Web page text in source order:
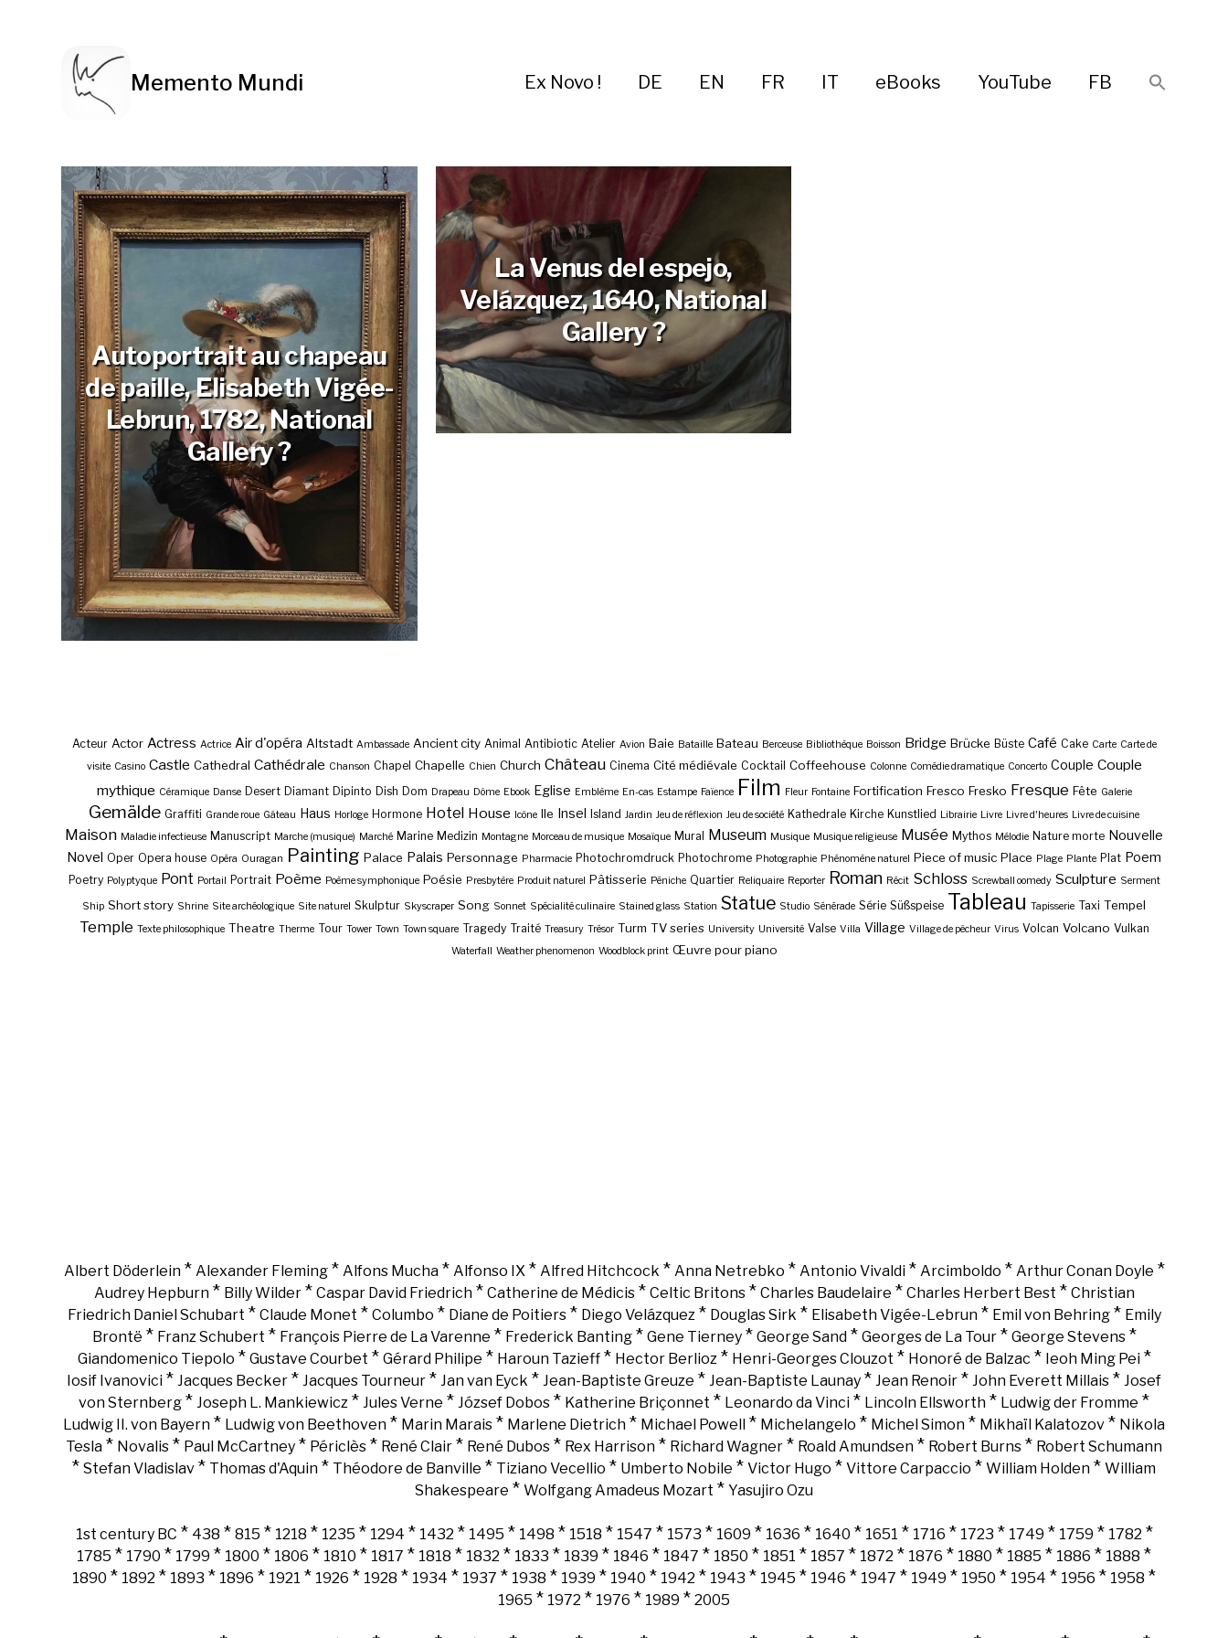
Memento Mundi Ex Novo ! DE EN FR IT eBooks YouTube FB
Autoportrait au chapeau
de paille, Elisabeth Vigée-
Lebrun, 1782, National
Gallery ?
La Venus del espejo,
Velázquez, 1640, National
Gallery ?
Acteur Actor Actress Actrice Air d'opéra Altstadt Ambassade Ancient city Animal Antibiotic Atelier Avion Baie Bataille Bateau Berceuse Bibliothèque Boisson Bridge Brücke Büste Café Cake Carte Carte de
visite Casino Castle Cathedral Cathédrale Chanson Chapel Chapelle Chien Church Château Cinema Cité médiévale Cocktail Coffeehouse Colonne Comédie dramatique Concerto Couple Couple
mythique Céramique Danse Desert Diamant Dipinto Dish Dom Drapeau Dôme Ebook Eglise Emblème En-cas Estampe Faïence Film Fleur Fontaine Fortification Fresco Fresko Fresque Fête Galerie
Gemälde Graffiti Grande roue Gâteau Haus Horloge Hormone Hotel House Icône Ile Insel Island Jardin Jeu de réflexion Jeu de société Kathedrale Kirche Kunstlied Librairie Livre Livre d'heures Livre de cuisine
Maison Maladie infectieuse Manuscript Marche (musique) Marché Marine Medizin Montagne Morceau de musique Mosaïque Mural Museum Musique Musique religieuse Musée Mythos Mélodie Nature morte Nouvelle
Novel Oper Opera house Opéra Ouragan Painting Palace Palais Personnage Pharmacie Photochromdruck Photochrome Photographie Phénomène naturel Piece of music Place Plage Plante Plat Poem
Poetry Polyptyque Pont Portail Portrait Poème Poème symphonique Poésie Presbytère Produit naturel Pâtisserie Péniche Quartier Reliquaire Reporter Roman Récit Schloss Screwball oomedy Sculpture Serment
Ship Short story Shrine Site archéologique Site naturel Skulptur Skyscraper Song Sonnet Spécialité culinaire Stained glass Station Statue Studio Sénérade Série Süßspeise Tableau Tapisserie Taxi Tempel
Temple Texte philosophique Theatre Therme Tour Tower Town Town square Tragedy Traité Treasury Trésor Turm TV series University Université Valse Villa Village Village de pêcheur Virus Volcan Volcano Vulkan
Waterfall Weather phenomenon Woodblock print Œuvre pour piano
Albert Döderlein* Alexander Fleming* Alfons Mucha* Alfonso IX* Alfred Hitchcock * Anna Netrebko * Antonio Vivaldi* Arcimboldo * Arthur Conan Doyle *
Audrey Hepburn* Billy Wilder* Caspar David Friedrich* Catherine de Médicis* Celtic Britons* Charles Baudelaire * Charles Herbert Best * Christian
Friedrich Daniel Schubart * Claude Monet * Columbo * Diane de Poitiers* Diego Velázquez* Douglas Sirk * Elisabeth Vigée-Lebrun* Emil von Behring* Emily
Brontë * Franz Schubert * François Pierre de La Varenne * Frederick Banting* Gene Tierney* George Sand* Georges de La Tour* George Stevens*
Giandomenico Tiepolo * Gustave Courbet * Gérard Philipe * Haroun Tazieff* Hector Berlioz* Henri-Georges Clouzot * Honoré de Balzac * Ieoh Ming Pei*
Iosif Ivanovici * Jacques Becker * Jacques Tourneur * Jan van Eyck * Jean-Baptiste Greuze * Jean-Baptiste Launay * Jean Renoir * John Everett Millais * Josef
von Sternberg * Joseph L. Mankiewicz * Jules Verne * József Dobos * Katherine Briçonnet * Leonardo da Vinci * Lincoln Ellsworth * Ludwig der Fromme *
Ludwig II. von Bayern * Ludwig von Beethoven * Marin Marais * Marlene Dietrich * Michael Powell * Michelangelo * Michel Simon * Mikhaïl Kalatozov * Nikola
Tesla * Novalis * Paul McCartney * Périclès * René Clair * René Dubos * Rex Harrison * Richard Wagner * Roald Amundsen * Robert Burns * Robert Schumann
* Stefan Vladislav * Thomas d'Aquin * Théodore de Banville * Tiziano Vecellio * Umberto Nobile * Victor Hugo * Vittore Carpaccio * William Holden * William
Shakespeare * Wolfgang Amadeus Mozart * Yasujiro Ozu
1st century BC * 438 * 815 * 1218 * 1235 * 1294 * 1432 * 1495 * 1498 * 1518 * 1547 * 1573 * 1609 * 1636 * 1640 * 1651 * 1716 * 1723 * 1749 * 1759 * 1782 *
1785 * 1790 * 1799 * 1800 * 1806 * 1810 * 1817 * 1818 * 1832 * 1833 * 1839 * 1846 * 1847 * 1850 * 1851 * 1857 * 1872 * 1876 * 1880 * 1885 * 1886 * 1888 *
1890 * 1892 * 1893 * 1896 * 1921 * 1926 * 1928 * 1934 * 1937 * 1938 * 1939 * 1940 * 1942 * 1943 * 1945 * 1946 * 1947 * 1949 * 1950 * 1954 * 1956 * 1958 *
1965 * 1972 * 1976 * 1989 * 2005